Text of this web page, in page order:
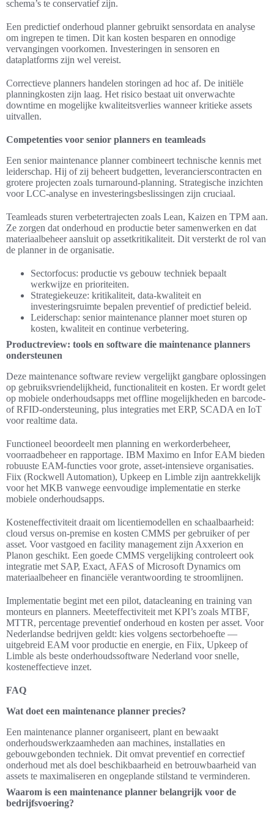
schema’s te conservatief zijn.
Een predictief onderhoud planner gebruikt sensordata en analyse
om ingrepen te timen. Dit kan kosten besparen en onnodige
vervangingen voorkomen. Investeringen in sensoren en
dataplatforms zijn wel vereist.
Correctieve planners handelen storingen ad hoc af. De initiële
planningkosten zijn laag. Het risico bestaat uit onverwachte
downtime en mogelijke kwaliteitsverlies wanneer kritieke assets
uitvallen.
Competenties voor senior planners en teamleads
Een senior maintenance planner combineert technische kennis met
leiderschap. Hij of zij beheert budgetten, leverancierscontracten en
grotere projecten zoals turnaround-planning. Strategische inzichten
voor LCC-analyse en investeringsbeslissingen zijn cruciaal.
Teamleads sturen verbetertrajecten zoals Lean, Kaizen en TPM aan.
Ze zorgen dat onderhoud en productie beter samenwerken en dat
materiaalbeheer aansluit op assetkritikaliteit. Dit versterkt de rol van
de planner in de organisatie.
Sectorfocus: productie vs gebouw techniek bepaalt
werkwijze en prioriteiten.
Strategiekeuze: kritikaliteit, data-kwaliteit en
investeringsruimte bepalen preventief of predictief beleid.
Leiderschap: senior maintenance planner moet sturen op
kosten, kwaliteit en continue verbetering.
Productreview: tools en software die maintenance planners
ondersteunen
Deze maintenance software review vergelijkt gangbare oplossingen
op gebruiksvriendelijkheid, functionaliteit en kosten. Er wordt gelet
op mobiele onderhoudsapps met offline mogelijkheden en barcode‑
of RFID‑ondersteuning, plus integraties met ERP, SCADA en IoT
voor realtime data.
Functioneel beoordeelt men planning en werkorderbeheer,
voorraadbeheer en rapportage. IBM Maximo en Infor EAM bieden
robuuste EAM‑functies voor grote, asset‑intensieve organisaties.
Fiix (Rockwell Automation), Upkeep en Limble zijn aantrekkelijk
voor het MKB vanwege eenvoudige implementatie en sterke
mobiele onderhoudsapps.
Kosteneffectiviteit draait om licentiemodellen en schaalbaarheid:
cloud versus on‑premise en kosten CMMS per gebruiker of per
asset. Voor vastgoed en facility management zijn Axxerion en
Planon geschikt. Een goede CMMS vergelijking controleert ook
integratie met SAP, Exact, AFAS of Microsoft Dynamics om
materiaalbeheer en financiële verantwoording te stroomlijnen.
Implementatie begint met een pilot, datacleaning en training van
monteurs en planners. Meeteffectiviteit met KPI’s zoals MTBF,
MTTR, percentage preventief onderhoud en kosten per asset. Voor
Nederlandse bedrijven geldt: kies volgens sectorbehoefte —
uitgebreid EAM voor productie en energie, en Fiix, Upkeep of
Limble als beste onderhoudssoftware Nederland voor snelle,
kosteneffectieve inzet.
FAQ
Wat doet een maintenance planner precies?
Een maintenance planner organiseert, plant en bewaakt
onderhoudswerkzaamheden aan machines, installaties en
gebouwgebonden techniek. Dit omvat preventief en correctief
onderhoud met als doel beschikbaarheid en betrouwbaarheid van
assets te maximaliseren en ongeplande stilstand te verminderen.
Waarom is een maintenance planner belangrijk voor de
bedrijfsvoering?